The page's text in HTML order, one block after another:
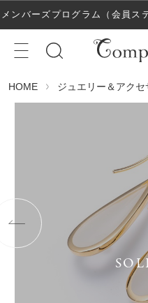
メンバーズプログラム（会員ス
HOME ジュエリー＆アクセ